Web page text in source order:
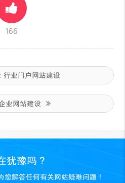
166
行业门户网站建设
业网站建设
犹豫吗？
解答任何有关网站疑难问题！